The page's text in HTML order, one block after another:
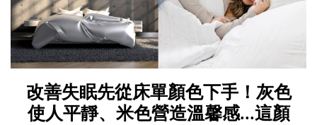
改善失眠先從床單顏色下手！灰色
使人平靜、米色營造溫馨感...這顏